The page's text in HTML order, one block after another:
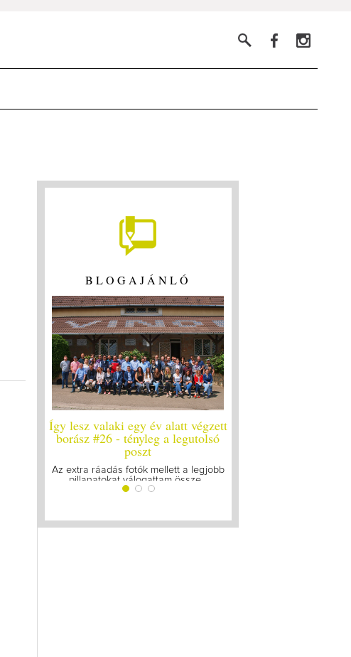
BLOGAJÁNLÓ
Így lesz valaki egy év alatt végzett
borász #26 - tényleg a legutolsó
poszt
Az extra ráadás fotók mellett a legjobb
pillanatokat válogattam össze...